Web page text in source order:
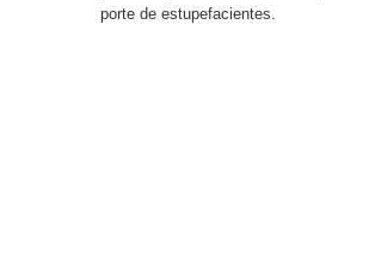
porte de estupefacientes.